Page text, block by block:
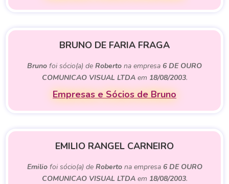
BRUNO DE FARIA FRAGA
Bruno foi sócio(a) de Roberto na empresa 6 DE OURO
COMUNICAO VISUAL LTDAem 18/08/2003.
Empresas e Sócios de Bruno
EMILIO RANGEL CARNEIRO
Emiliofoi sócio(a) de Robertona empresa 6 DE OURO
COMUNICAO VISUAL LTDAem 18/08/2003.